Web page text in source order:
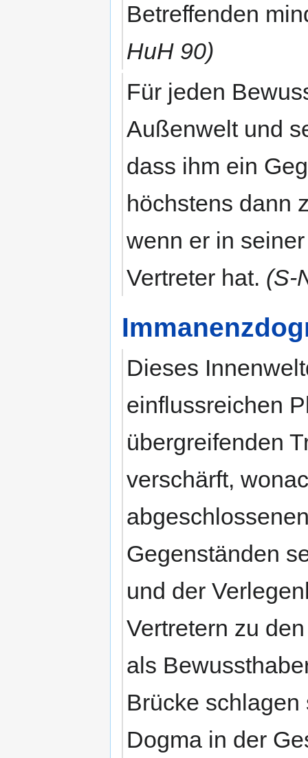
Betreffenden
HuH 90)
Für jeden
Außenwelt und
dass ihm ein
höchstens dann
wenn er in
Vertreter hat. (S-
Dieses
einflussreichen
übergreifenden
verschärft,
Gegenständen
und der
Vertretern zu
als
Brücke
Dogma in der